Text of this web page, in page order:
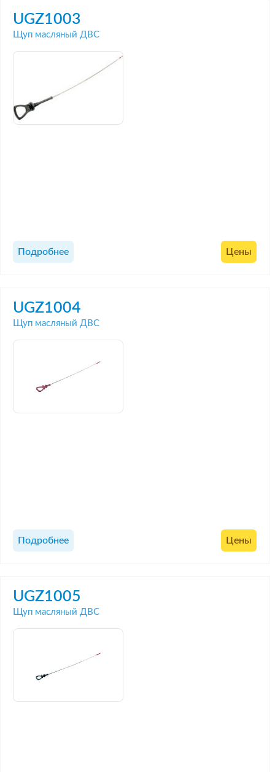
UGZ1003
Щуп масляный ДВС
Подробнее Цены
UGZ1004
Щуп масляный ДВС
Подробнее Цены
UGZ1005
Щуп масляный ДВС